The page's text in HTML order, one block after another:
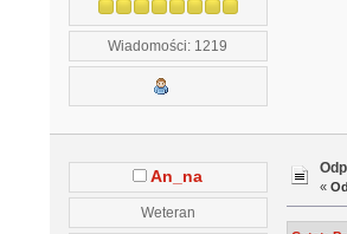
Wiadomości: 1219
An_na
Weteran
«